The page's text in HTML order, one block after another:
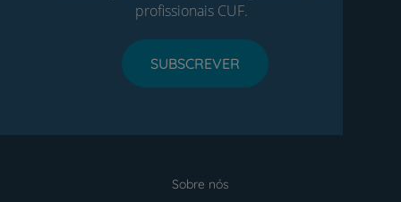
profissionais CUF.
SUBSCREVER
Sobre nós